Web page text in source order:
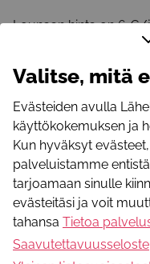
Lounaan hinta on 6 €/
jäsenmaksu on
Lisätietoja
Sähköpostiosoite
Puhelinnumero
+358449755803
WWW-osoite
http://
Valitse, mitä
Evästeiden avulla
käyttökokemuksen ja
Kun hyväksyt
palveluistamme
tarjoamaan sinulle
evästeitäsi ja voit
tahansa Tietoa
Saavutettavuusseloste